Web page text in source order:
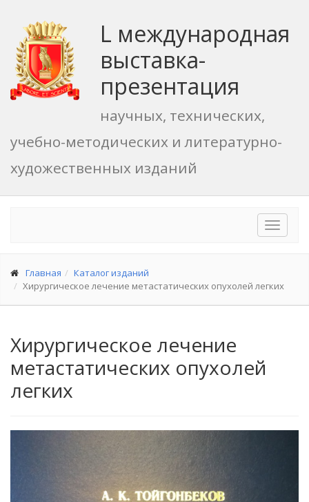
L международная
выставка-
презентация
научных, технических,
учебно-методических и литературно-
художественных изданий
Toggle
Главная
Каталог изданий
Хирургическое лечение метастатических опухолей легких
Хирургическое лечение
метастатических опухолей
легких